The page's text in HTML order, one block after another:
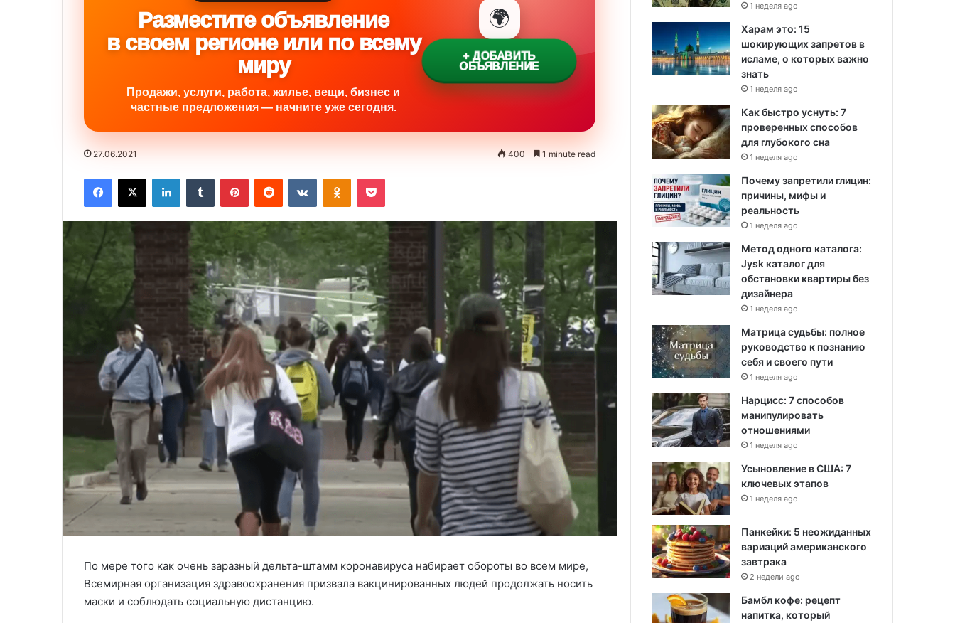
Разместите объявление
в своем регионе или по всему
миру
Продажи, услуги, работа, жилье, вещи, бизнес и
частные предложения — начните уже сегодня.
🌍
+ ДОБАВИТЬ
ОБЪЯВЛЕНИЕ
27.06.2021 400 1 minute read
По мере того как очень заразный дельта-штамм коронавируса набирает обороты во всем мире,
Всемирная организация здравоохранения призвала вакцинированных людей продолжать носить
маски и соблюдать социальную дистанцию.
1 неделя ago
Харам это: 15
шокирующих запретов в
исламе, о которых важно
знать
1 неделя ago
Как быстро уснуть: 7
проверенных способов
для глубокого сна
1 неделя ago
Почему запретили глицин:
причины, мифы и
реальность
1 неделя ago
Метод одного каталога:
Jysk каталог для
обстановки квартиры без
дизайнера
1 неделя ago
Матрица судьбы: полное
руководство к познанию
себя и своего пути
1 неделя ago
Нарцисс: 7 способов
манипулировать
отношениями
1 неделя ago
Усыновление в США: 7
ключевых этапов
1 неделя ago
Панкейки: 5 неожиданных
вариаций американского
завтрака
2 недели ago
Бамбл кофе: рецепт
напитка, который